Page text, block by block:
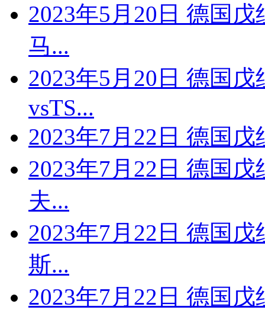
2023年5月20日 德国
马...
2023年5月20日 德国
vsTS...
2023年7月22日 德国
2023年7月22日 德国
夫...
2023年7月22日 德国
斯...
2023年7月22日 德国